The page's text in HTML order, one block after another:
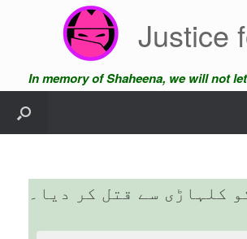
Justice
In memory of Shaheena, we will not
کلہاڑی سے قتل کر دیا۔